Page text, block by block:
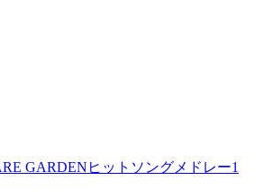
GARDENヒットソングメドレー1